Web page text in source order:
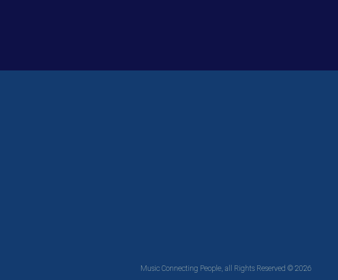
Music Connecting People, all Rights Reserved © 2026